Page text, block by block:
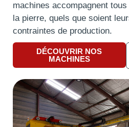
machines accompagnent
la pierre, quels que soient
contraintes de production.
DÉCOUVRIR NOS
MACHINES